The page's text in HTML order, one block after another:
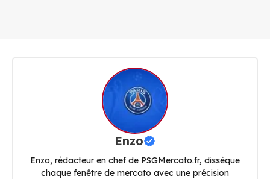
Enzo
Enzo, rédacteur en chef de PSGMercato.fr, dissèque
chaque fenêtre de mercato avec une précision